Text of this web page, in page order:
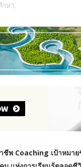
กษา,
ชีพ Coaching เป้าหม